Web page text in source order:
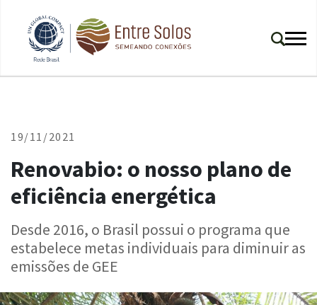
19/11/2021
Renovabio: o nosso plano de
eficiência energética
Desde 2016, o Brasil possui o programa que
estabelece metas individuais para diminuir as
emissões de GEE